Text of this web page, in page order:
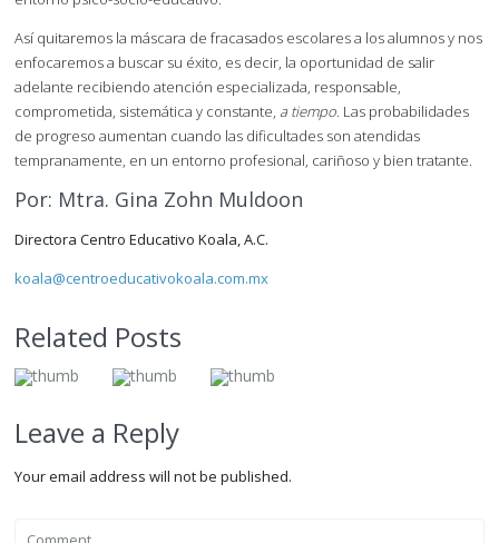
Así quitaremos la máscara de fracasados escolares a los alumnos y nos
enfocaremos a buscar su éxito, es decir, la oportunidad de salir
adelante recibiendo atención especializada, responsable,
comprometida, sistemática y constante, a tiempo. Las probabilidades
de progreso aumentan cuando las dificultades son atendidas
tempranamente, en un entorno profesional, cariñoso y bien tratante.
Por: Mtra. Gina Zohn Muldoon
Directora Centro Educativo Koala, A.C.
koala@centroeducativokoala.com.mx
Related Posts
Leave a Reply
Your email address will not be published.